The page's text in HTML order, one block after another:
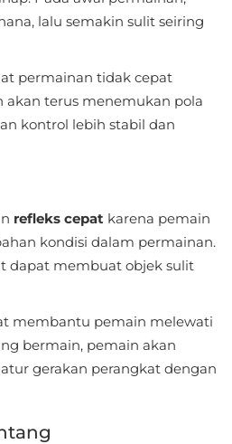
lalu semakin sulit seiring
permainan tidak cepat
akan terus menemukan pola
kontrol lebih stabil dan
refleks cepat karena pemain
kondisi dalam permainan.
dapat membuat objek sulit
membantu pemain melewati
bermain, pemain akan
gerakan perangkat dengan